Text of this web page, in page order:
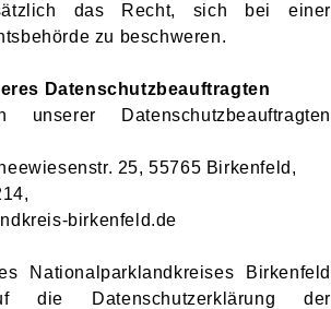
das Recht, sich bei einer
zu beschweren.
Datenschutzbeauftragten
unserer Datenschutzbeauftragten
25, 55765 Birkenfeld,
birkenfeld.de
Nationalparklandkreises Birkenfeld
Datenschutzerklärung der